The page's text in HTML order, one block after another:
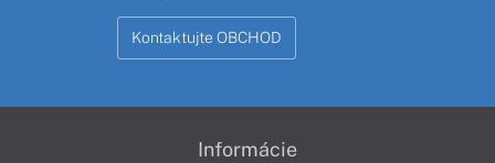
Kontaktujte OBCHOD
Informácie